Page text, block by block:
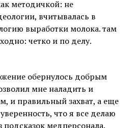
методичкой: не
вчитывалась в
выработки молока. там
четко и по делу.
обернулось добрым
мне наладить и
и правильный захват, а еще
что я все делаю
подсказок медперсонала.